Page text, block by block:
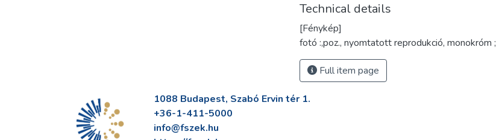
Technical details
[Fénykép]
fotó :,poz., nyomtatott reprodukció, monokróm ;
Full item page
1088 Budapest, Szabó Ervin tér 1.
+36-1-411-5000
info@fszek.hu